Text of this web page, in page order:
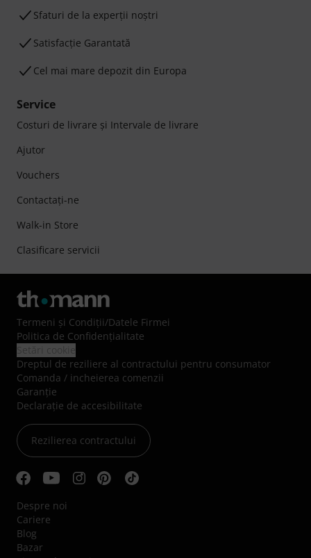
Sfaturi de la experții noștri
Satisfacție Garantată
Cel mai mare depozit din Europa
Service
Costuri de livrare şi Intervale de livrare
Ajutor
Vouchers
Contactaţi-ne
Walk-in Store
Clasificare servicii
Termeni şi Condiţii/Datele Firmei
Politica de Confidenţialitate
Dreptul de reziliere al contractului pentru consumator
Comanda / incheierea comenzii
Garanție
Declarație de accesibilitate
Rezilierea contractului
Despre noi
Cariere
Blog
Bazar